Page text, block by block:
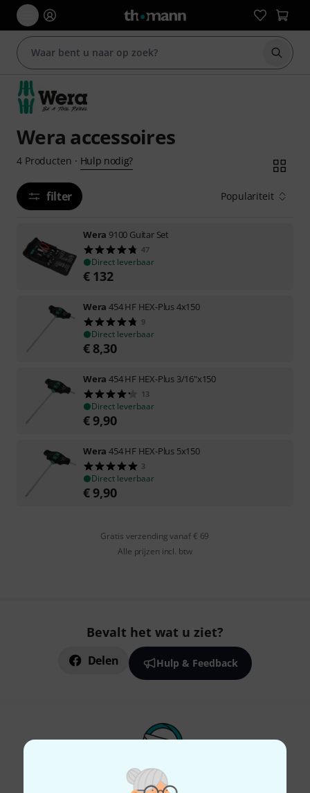
Zoek
Wera accessoires
4 Producten · Hulp nodig?
filter Populariteit
Wera 9100 Guitar Set
47
Direct leverbaar
€ 132
Wera 454 HF HEX-Plus 4x150
9
Direct leverbaar
€ 8,30
Wera 454 HF HEX-Plus 3/16"x150
13
Direct leverbaar
€9,90
Wera 454 HF HEX-Plus 5x150
3
Direct leverbaar
€9,90
Gratis verzending vanaf € 69
Alle prijzen incl. btw
Bevalt het wat u ziet?
Delen Hulp & Feedback